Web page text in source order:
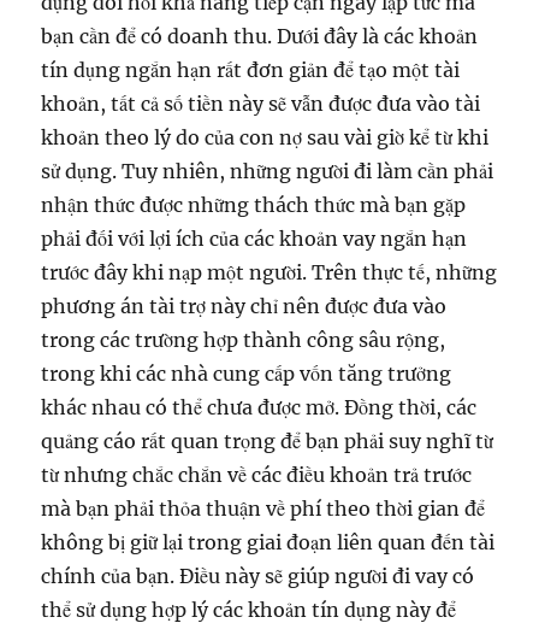
bạn cần để có doanh thu. Dưới đây là các khoản
tín dụng ngắn hạn rất đơn giản để tạo một tài
khoản, tất cả số tiền này sẽ vẫn được đưa vào tài
khoản theo lý do của con nợ sau vài giờ kể từ khi
sử dụng. Tuy nhiên, những người đi làm cần phải
nhận thức được những thách thức mà bạn gặp
phải đối với lợi ích của các khoản vay ngắn hạn
trước đây khi nạp một người. Trên thực tế, những
phương án tài trợ này chỉ nên được đưa vào
trong các trường hợp thành công sâu rộng,
trong khi các nhà cung cấp vốn tăng trưởng
khác nhau có thể chưa được mở. Đồng thời, các
quảng cáo rất quan trọng để bạn phải suy nghĩ từ
từ nhưng chắc chắn về các điều khoản trả trước
mà bạn phải thỏa thuận về phí theo thời gian để
không bị giữ lại trong giai đoạn liên quan đến tài
chính của bạn. Điều này sẽ giúp người đi vay có
thể sử dụng hợp lý các khoản tín dụng này để